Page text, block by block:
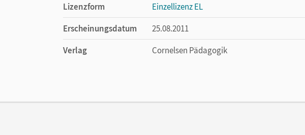
Lizenzform
Einzellizenz EL
Erscheinungsdatum
25.08.2011
Verlag
Cornelsen Pädagogik